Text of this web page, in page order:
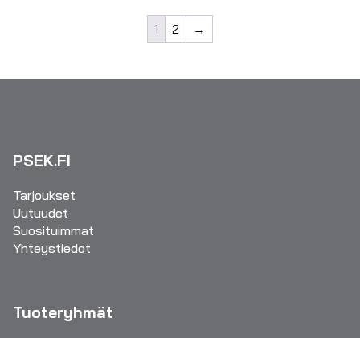
1 2 →
PSEK.FI
Tarjoukset
Uutuudet
Suosituimmat
Yhteystiedot
Tuoteryhmät